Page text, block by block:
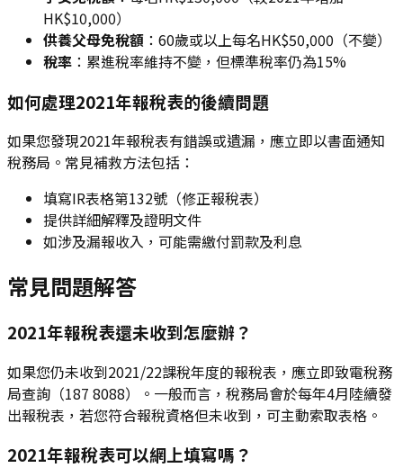
HK$10,000）
供養父母免稅額 ：60歲或以上每名HK$50,000（不變）
稅率 ：累進稅率維持不變，但標準稅率仍為15%
如何處理2021年報稅表的後續問題
如果您發現2021年報稅表有錯誤或遺漏，應立即以書面通知
稅務局。常見補救方法包括：
填寫IR表格第132號（修正報稅表）
提供詳細解釋及證明文件
如涉及漏報收入，可能需繳付罰款及利息
常見問題解答
2021年報稅表還未收到怎麼辦？
如果您仍未收到2021/22課稅年度的報稅表，應立即致電稅務
局查詢（187 8088）。一般而言，稅務局會於每年4月陸續發
出報稅表，若您符合報稅資格但未收到，可主動索取表格。
2021年報稅表可以網上填寫嗎？